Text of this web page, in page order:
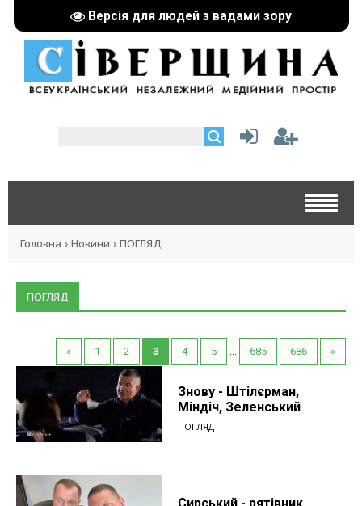
Версія для людей з вадами зору
Головна › Новини › ПОГЛЯД
ПОГЛЯД
« 1 2 3 4 5 685 686 »
Знову - Штілєрман,
Міндіч, Зеленський
ПОГЛЯД